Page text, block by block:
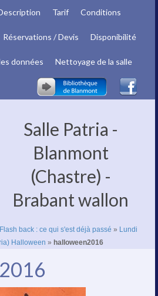
Tarif Conditions
Réservations / Devis Disponibilité
données Nettoyage de la salle
Salle Patria -
Blanmont
(Chastre) -
Brabant wallon
Flash back : ce qui s'est déjà passé » Lundi
Halloween » halloween2016